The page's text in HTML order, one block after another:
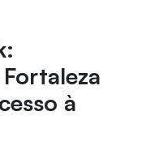
à